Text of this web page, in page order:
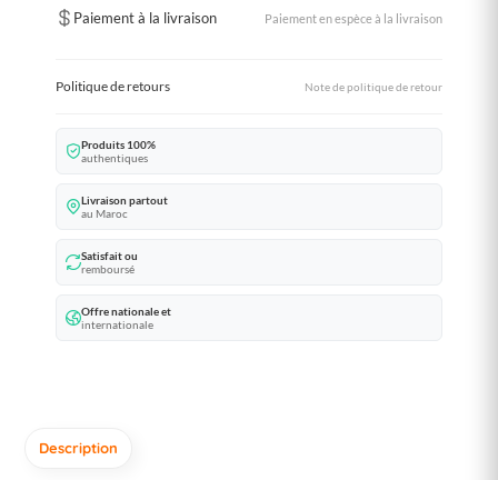
Paiement à la livraison Paiement en espèce à la livraison
Politique de retours Note de politique de retour
Produits 100%
authentiques
Livraison partout
au Maroc
Satisfait ou
remboursé
Offre nationale et
internationale
Description